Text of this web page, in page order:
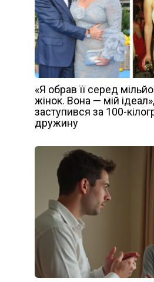
«Я обрав її серед
жінок. Вона — мій
заступився за 100-
дружину